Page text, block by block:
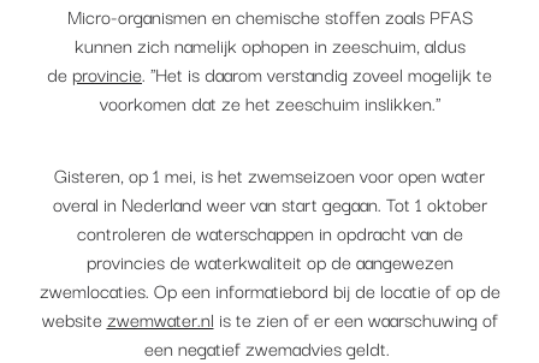
Micro-organismen en chemische stoffen zoals PFAS
kunnen zich namelijk ophopen in zeeschuim, aldus
de provincie. "Het is daarom verstandig zoveel mogelijk te
voorkomen dat ze het zeeschuim inslikken."
Gisteren, op 1 mei, is het zwemseizoen voor open water
overal in Nederland weer van start gegaan. Tot 1 oktober
controleren de waterschappen in opdracht van de
provincies de waterkwaliteit op de aangewezen
zwemlocaties. Op een informatiebord bij de locatie of op de
website zwemwater.nl is te zien of er een waarschuwing of
een negatief zwemadvies geldt.